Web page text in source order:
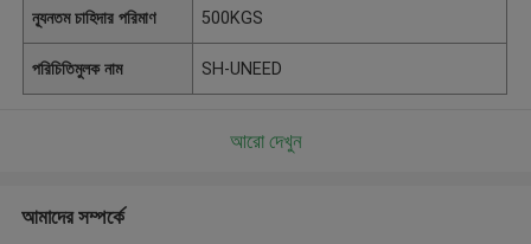
ন্যূনতম চাহিদার পরিমাণ 500KGS
পরিচিতিমুলক নাম SH-UNEED
আরো দেখুন
আমাদের সম্পর্কে